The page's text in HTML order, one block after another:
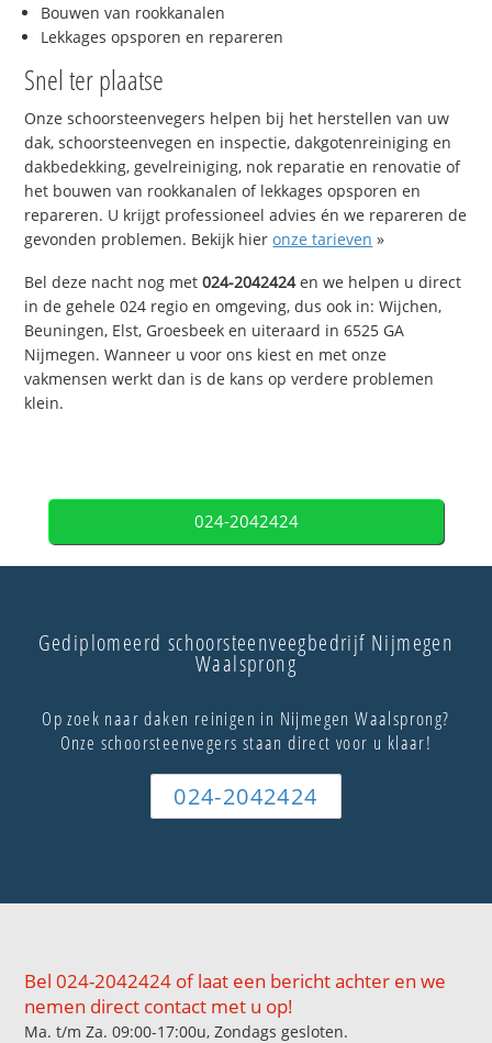
Bouwen van rookkanalen
Lekkages opsporen en repareren
Snel ter plaatse
Onze schoorsteenvegers helpen bij het herstellen van uw
dak, schoorsteenvegen en inspectie, dakgotenreiniging en
dakbedekking, gevelreiniging, nok reparatie en renovatie of
het bouwen van rookkanalen of lekkages opsporen en
repareren. U krijgt professioneel advies én we repareren de
gevonden problemen. Bekijk hieronze tarieven »
Bel deze nacht nog met024-2042424en we helpen u direct
in de gehele 024 regio en omgeving, dus ook in: Wijchen,
Beuningen, Elst, Groesbeek en uiteraard in 6525 GA
Nijmegen. Wanneer u voor ons kiest en met onze
vakmensen werkt dan is de kans op verdere problemen
klein.
024-2042424
Gediplomeerd schoorsteenveegbedrijf Nijmegen
Waalsprong
Op zoek naar daken reinigen in Nijmegen Waalsprong?
Onze schoorsteenvegers staan direct voor u klaar!
024-2042424
Bel 024-2042424 of laat een bericht achter en we
nemen direct contact met u op!
Ma. t/m Za. 09:00-17:00u, Zondags gesloten.